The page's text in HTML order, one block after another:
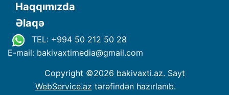
Haqqımızda
Əlaqə
TEL: +994 50 212 50 28
E-mail: bakivaxtimedia@gmail.com
Copyright ©2026 bakivaxti.az. Sayt
WebService.az tərəfindən hazırlanıb.